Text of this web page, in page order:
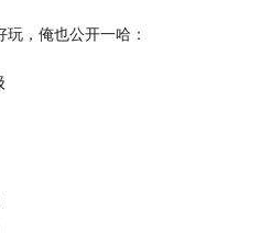
，俺也公开一哈：